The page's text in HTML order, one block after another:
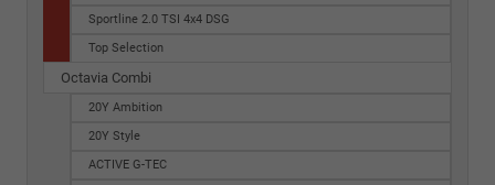
Sportline 2.0 TSI 4x4 DSG
Top Selection
Octavia Combi
20Y Ambition
20Y Style
ACTIVE G-TEC